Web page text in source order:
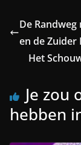
De
en de Zuider
Het
Je zou
hebben